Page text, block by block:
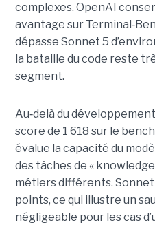
complexes. OpenAI
avantage sur Terminal ‑
dépasse Sonnet 5
la bataille du code reste
segment.
Au‑delà du
score de 1 618 sur le
évalue la capacité du
des tâches de «
métiers différents. Sonnet
points, ce qui illustre un
négligeable pour les cas